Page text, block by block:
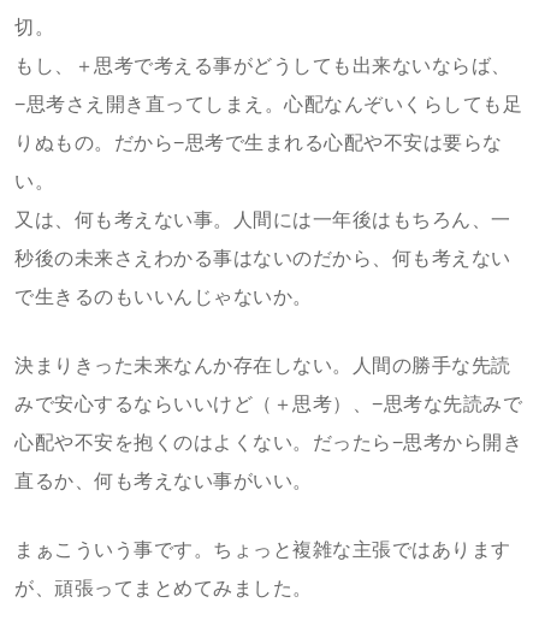
切。
もし、＋思考で考える事がどうしても出来ないならば、
−思考さえ開き直ってしまえ。心配なんぞいくらしても足
りぬもの。だから−思考で生まれる心配や不安は要らな
い。
又は、何も考えない事。人間には一年後はもちろん、一
秒後の未来さえわかる事はないのだから、何も考えない
で生きるのもいいんじゃないか。
決まりきった未来なんか存在しない。人間の勝手な先読
みで安心するならいいけど（＋思考）、−思考な先読みで
心配や不安を抱くのはよくない。だったら−思考から開き
直るか、何も考えない事がいい。
まぁこういう事です。ちょっと複雑な主張ではあります
が、頑張ってまとめてみました。